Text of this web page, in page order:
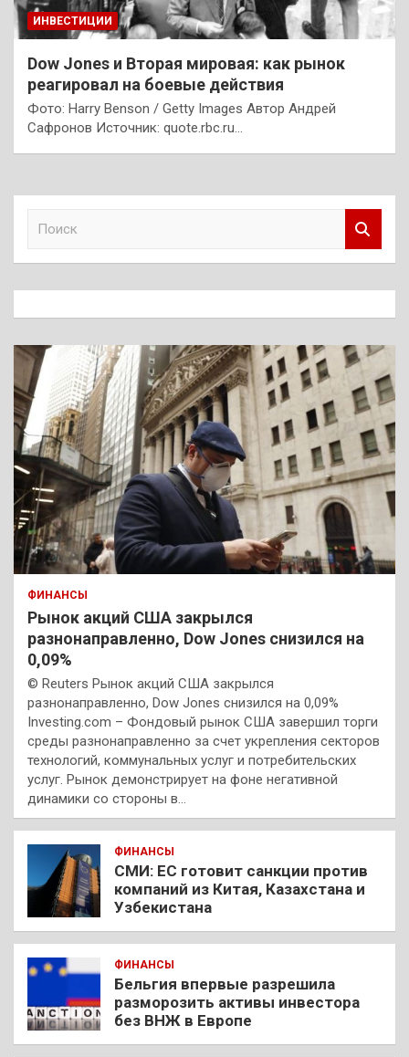
ИНВЕСТИЦИИ
Dow Jones и Вторая мировая: как рынок
реагировал на боевые действия
Фото: Harry Benson / Getty Images Автор Андрей
Сафронов Источник: quote.rbc.ru…
к
ФИНАНСЫ
Рынок акций США закрылся
разнонаправленно, Dow Jones снизился на
0,09%
© Reuters Рынок акций США закрылся
разнонаправленно, Dow Jones снизился на 0,09%
Investing.com – Фондовый рынок США завершил торги
среды разнонаправленно за счет укрепления секторов
технологий, коммунальных услуг и потребительских
услуг. Рынок демонстрирует на фоне негативной
динамики со стороны в…
ФИНАНСЫ
СМИ: ЕС готовит санкции против
компаний из Китая, Казахстана и
Узбекистана
ФИНАНСЫ
Бельгия впервые разрешила
разморозить активы инвестора
без ВНЖ в Европе